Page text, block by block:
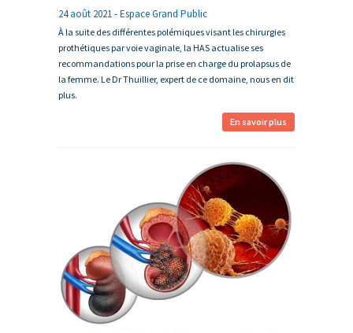
24 août 2021 - Espace Grand Public
À la suite des différentes polémiques visant les chirurgies
prothétiques par voie vaginale, la HAS actualise ses
recommandations pour la prise en charge du prolapsus de
la femme. Le Dr Thuillier, expert de ce domaine, nous en dit
plus.
En savoir plus